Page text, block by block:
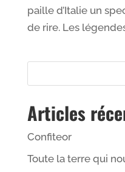
paille d’Italie un
de rire. Les
Articles
Confiteor
Toute la terre qui